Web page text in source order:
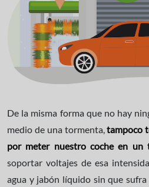
De la misma forma que no hay
medio de una tormenta,tampoco
por meter nuestro coche en un
soportar voltajes de esa
agua y jabón líquido sin que